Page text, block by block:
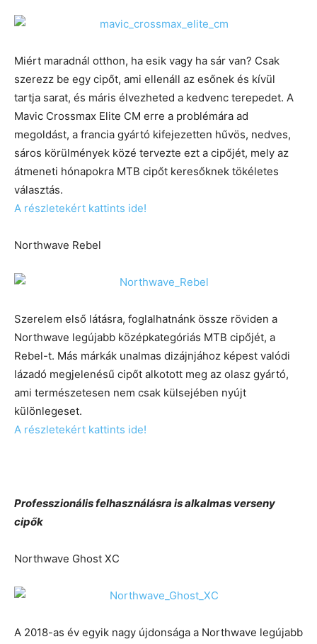
Miért maradnál otthon, ha esik vagy ha sár van? Csak
szerezz be egy cipőt, ami ellenáll az esőnek és kívül
tartja sarat, és máris élvezheted a kedvenc terepedet. A
Mavic Crossmax Elite CM erre a problémára ad
megoldást, a francia gyártó kifejezetten hűvös, nedves,
sáros körülmények közé tervezte ezt a cipőjét, mely az
átmeneti hónapokra MTB cipőt keresőknek tökéletes
választás.
A részletekért kattints ide!
Northwave Rebel
Szerelem első látásra, foglalhatnánk össze röviden a
Northwave legújabb középkategóriás MTB cipőjét, a
Rebel-t. Más márkák unalmas dizájnjához képest valódi
lázadó megjelenésű cipőt alkotott meg az olasz gyártó,
ami természetesen nem csak külsejében nyújt
különlegeset.
A részletekért kattints ide!
Professzionális felhasználásra is alkalmas verseny
cipők
Northwave Ghost XC
A 2018-as év egyik nagy újdonsága a Northwave legújabb